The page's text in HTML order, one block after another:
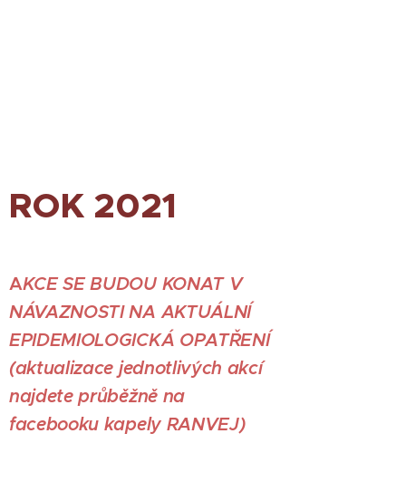
ROK 2021
AKCESE BUDOU KONAT V
NÁVAZNOSTI NA AKTUÁLNÍ
EPIDEMIOLOGICKÁ OPATŘENÍ
(aktualizace jednotlivých akcí
najdete průběžně na
facebooku kapely RANVEJ)